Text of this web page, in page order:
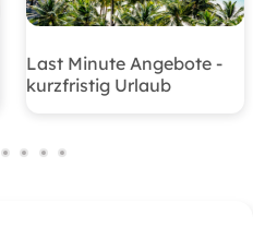
Last Minute Angebote -
kurzfristig Urlaub